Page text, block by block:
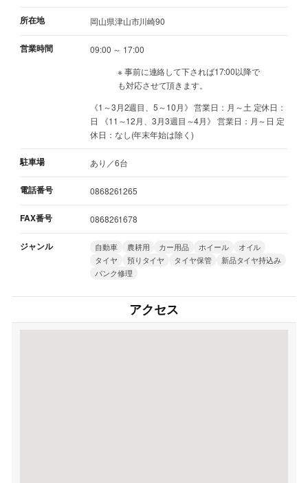
所在地 岡山県津山市川崎90
営業時間
09:00 ～ 17:00
※ 事前に連絡して下されば17:00以降で
も対応させて頂きます。
《1～3月2週目、5～10月》 営業日：月～土 定休日：
日 《11～12月、3月3週目～4月》 営業日：月～日 定
休日：なし(年末年始は除く)
駐車場 あり／6台
電話番号 0868261265
FAX番号 0868261678
ジャンル 自動車 農耕用 カー用品 ホイール
オイル
タイヤ
預りタイヤ タイヤ保管
新品タイヤ持込み
パンク修理
アクセス